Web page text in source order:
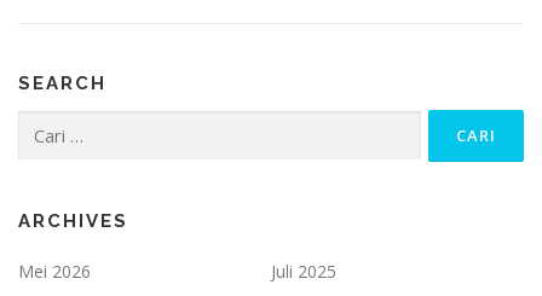
SEARCH
untuk:
ARCHIVES
Mei 2026
Juli 2025